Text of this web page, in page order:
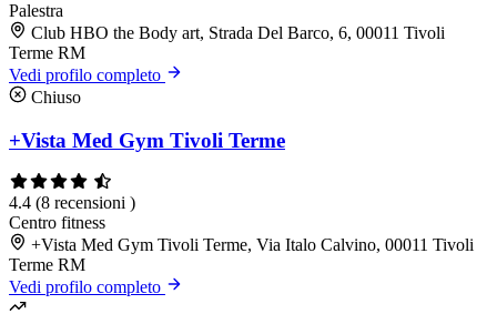
Palestra
Club HBO the Body art, Strada Del Barco, 6, 00011 Tivoli
Terme RM
Vedi profilo completo
Chiuso
+Vista Med Gym Tivoli Terme
4.4 (8 recensioni )
Centro fitness
+Vista Med Gym Tivoli Terme, Via Italo Calvino, 00011 Tivoli
Terme RM
Vedi profilo completo